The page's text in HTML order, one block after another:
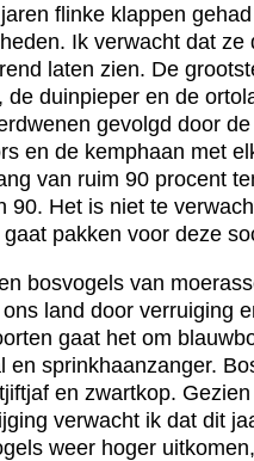
flinke klappen
Ik verwacht dat ze
laten zien. De
de duinpieper en de
gevolgd door
en de kemphaan met
van ruim 90 procent
90. Het is niet te
pakken voor deze
bosvogels van
land door verruiging
gaat het om
en sprinkhaanzanger.
en zwartkop.
verwacht ik dat dit
weer hoger